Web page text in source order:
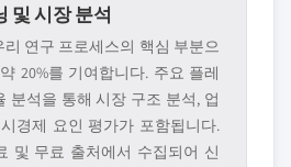
및 시장 분석
연구 프로세스의 핵심 부분으
20%를 기여합니다. 주요 플레
분석을 통해 시장 구조 분석, 업
경제 요인 평가가 포함됩니다.
및 무료 출처에서 수집되어 신